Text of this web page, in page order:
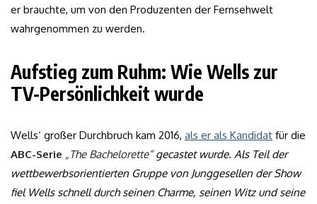
er brauchte, um von den Produzenten der Fernsehwelt
wahrgenommen zu werden.
Aufstieg zum Ruhm: Wie Wells zur
TV-Persönlichkeit wurde
Wells‘ großer Durchbruch kam 2016, als er als Kandidat für die
ABC-Serie „The Bachelorette“gecastet wurde. Als Teil der
wettbewerbsorientierten Gruppe von Junggesellen der Show
fiel Wells schnell durch seinen Charme, seinen Witz und seine